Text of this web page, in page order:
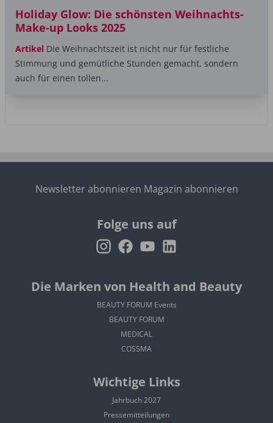
Holiday Glow: Die schönsten Weihnachts-
Make-up Looks 2025
Artikel Die Weihnachtszeit ist nicht nur für festliche
Stimmung und gemütliche Stunden gemacht, sondern
auch für einen tollen...
Newsletter abonnieren Magazin abonnieren
Folge uns auf
Die Marken von Health and Beauty
BEAUTY FORUM Events
BEAUTY FORUM
MEDICAL
COSSMA
Wichtige Links
Jahrbuch 2027
Pressemitteilungen